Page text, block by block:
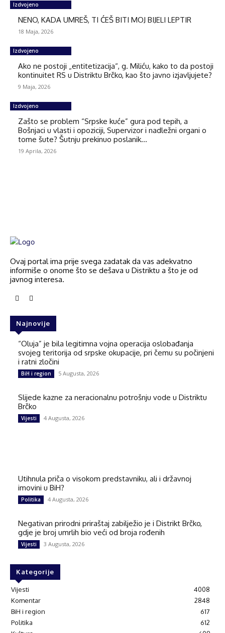
Izdvojeno
NENO, KADA UMREŠ, TI ĆEŠ BITI MOJ BIJELI LEPTIR
18 Maja, 2026
Izdvojeno
Ako ne postoji „entitetizacija“, g. Miliću, kako to da postoji
kontinuitet RS u Distriktu Brčko, kao što javno izjavljujete?
9 Maja, 2026
Izdvojeno
Zašto se problem “Srpske kuće” gura pod tepih, a
Bošnjaci u vlasti i opoziciji, Supervizor i nadležni organi o
tome šute? Šutnju prekinuo poslanik...
19 Aprila, 2026
Ovaj portal ima prije svega zadatak da vas adekvatno
informiše o onome što se dešava u Distriktu a što je od
javnog interesa.
Najnovije
“Oluja” je bila legitimna vojna operacija oslobađanja
svojeg teritorija od srpske okupacije, pri čemu su počinjeni
i ratni zločini
BiH i region 5 Augusta, 2026
Slijede kazne za neracionalnu potrošnju vode u Distriktu
Brčko
Vijesti 4 Augusta, 2026
Utihnula priča o visokom predstavniku, ali i državnoj
imovini u BiH?
Politika 4 Augusta, 2026
Negativan prirodni priraštaj zabilježio je i Distrikt Brčko,
gdje je broj umrlih bio veći od broja rođenih
Vijesti 3 Augusta, 2026
Kategorije
Vijesti
4008
Komentar
2848
BiH i region
617
Politika
612